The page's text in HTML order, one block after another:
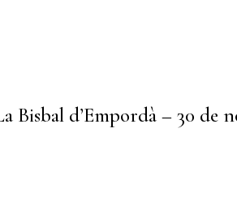
Bisbal d’Empordà – 30 de